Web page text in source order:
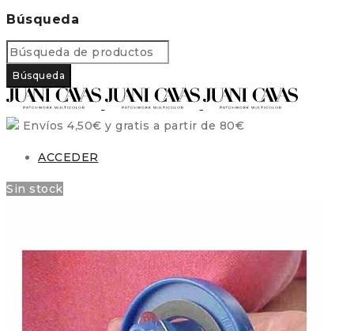
Búsqueda
Envíos 4,50€ y gratis a partir de 80€
ACCEDER
Sin stock